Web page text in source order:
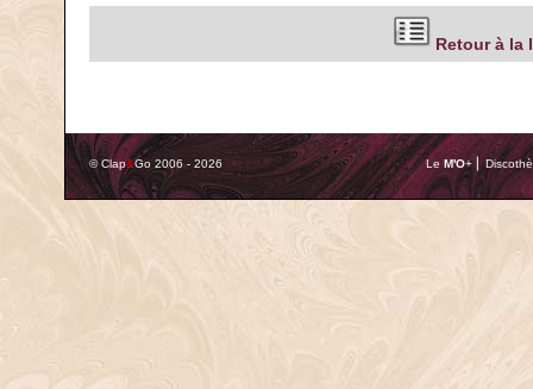
Retour à la
© Clap&Go 2006 - 2026 Le M'O+ ⎢